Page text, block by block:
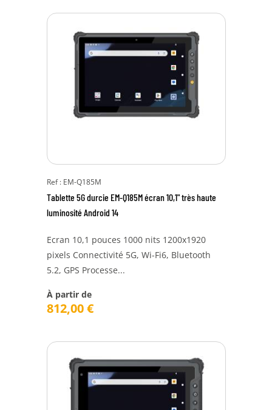
Ref : EM-Q185M
Tablette 5G durcie EM-Q185M écran 10,1" très haute
luminosité Android 14
Ecran 10,1 pouces 1000 nits 1200x1920
pixels Connectivité 5G, Wi-Fi6, Bluetooth
5.2, GPS Processe...
À partir de
812,00€